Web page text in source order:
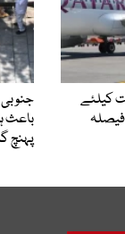
کیلئے
فیصلہ
پہنچ